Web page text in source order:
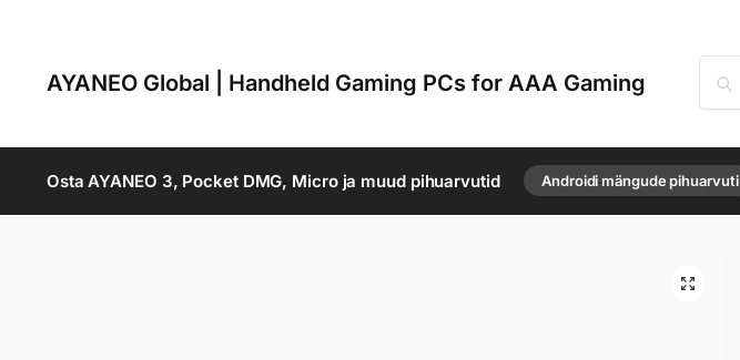
AYANEO Global | Handheld Gaming PCs for AAA Gaming
Osta AYANEO 3, Pocket DMG, Micro ja muud pihuarvutid Androidi mängude pihuarvuti